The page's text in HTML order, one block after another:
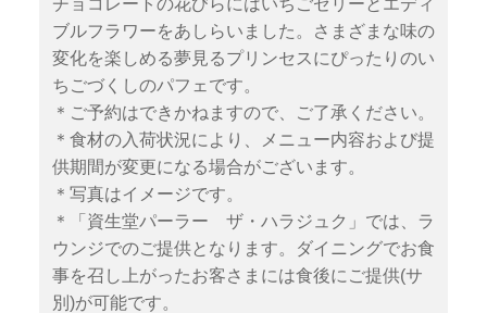
チョコレートの花びらにはいちごゼリーとエディ
ブルフラワーをあしらいました。さまざまな味の
変化を楽しめる夢見るプリンセスにぴったりのい
ちごづくしのパフェです。
＊ご予約はできかねますので、ご了承ください。
＊食材の入荷状況により、メニュー内容および提
供期間が変更になる場合がございます。
＊写真はイメージです。
＊「資生堂パーラー ザ・ハラジュク」では、ラ
ウンジでのご提供となります。ダイニングでお食
事を召し上がったお客さまには食後にご提供(サ
別)が可能です。